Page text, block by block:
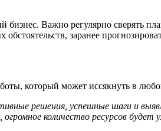
бизнес. Важно регулярно сверять
заранее
который может иссякнуть в
решения, успешные шаги и
огромное количество ресурсов будет